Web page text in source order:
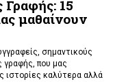
Γραφής: 15
μαθαίνουν
σημαντικούς
γραφής, που μας
ιστορίες καλύτερα αλλά